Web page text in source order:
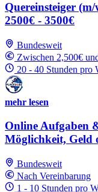
Quereinsteiger
2500€ - 3500€
Bundesweit
Zwischen 2,500€
20 - 40 Stunden pro
mehr lesen
Online Aufgaben
Möglichkeit, Geld
Bundesweit
Nach Vereinbarung
1 - 10 Stunden pro